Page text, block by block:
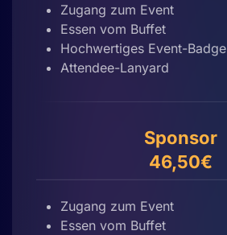
Zugang zum Event
Essen vom Buffet
Hochwertiges Event-Badge
Attendee-Lanyard
Sponsor
46,50€
Zugang zum Event
Essen vom Buffet